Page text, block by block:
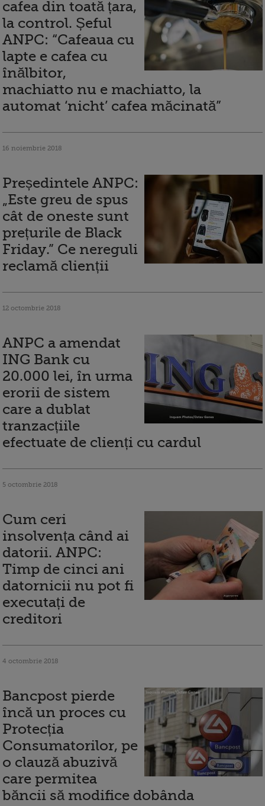
cafea din toată țara,
la control. Șeful
ANPC: “Cafeaua cu
lapte e cafea cu
înălbitor,
machiatto nu e machiatto, la
automat ‘nicht’ cafea măcinată”
16 noiembrie 2018
Președintele ANPC:
„Este greu de spus
cât de oneste sunt
prețurile de Black
Friday.” Ce nereguli
reclamă clienții
12 octombrie 2018
ANPC a amendat
ING Bank cu
20.000 lei, în urma
erorii de sistem
care a dublat
tranzacțiile
efectuate de clienți cu cardul
5 octombrie 2018
Cum ceri
insolvența când ai
datorii. ANPC:
Timp de cinci ani
datornicii nu pot fi
executați de
creditori
4 octombrie 2018
Bancpost pierde
încă un proces cu
Protecția
Consumatorilor, pe
o clauză abuzivă
care permitea
băncii să modifice dobânda